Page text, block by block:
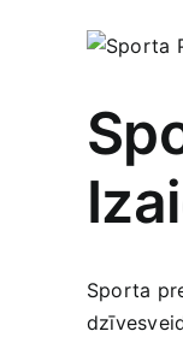
View
Image
Sporta